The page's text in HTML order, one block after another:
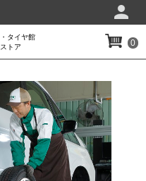
・タイヤ館
トア
0